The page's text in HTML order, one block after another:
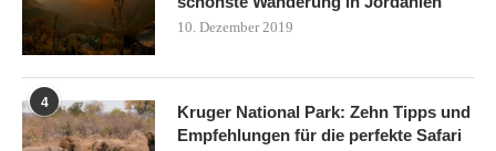
10. Dezember 2019
4
Kruger National Park: Zehn Tipps und
Empfehlungen für die perfekte Safari